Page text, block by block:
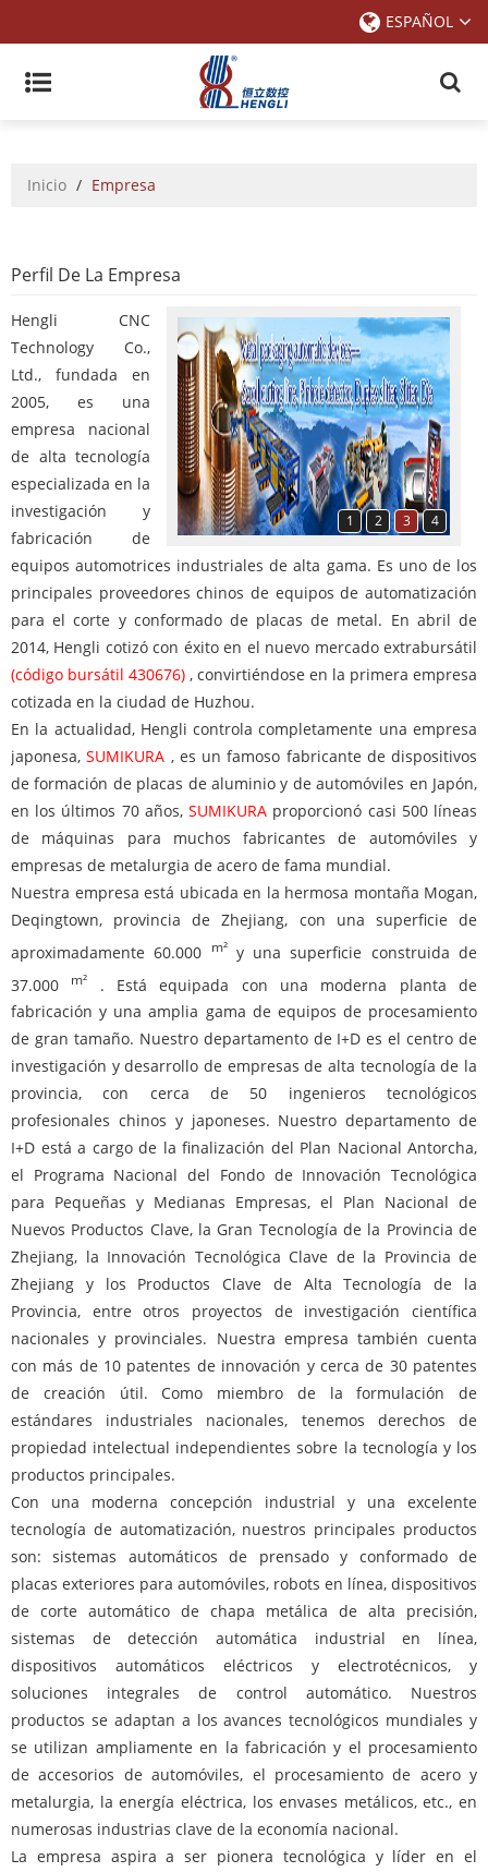
ESPAÑOL
Inicio / Empresa
Perfil De La Empresa
4
3
2
1
Hengli CNC
Technology Co.,
Ltd., fundada en
2005, es una
empresa nacional
de alta tecnología
especializada en la
investigación y
fabricación de
equipos automotrices industriales de alta gama. Es uno de los
principales proveedores chinos de equipos de automatización
para el corte y conformado de placas de metal. En abril de
2014, Hengli cotizó con éxito en el nuevo mercado extrabursátil
(código bursátil 430676) , convirtiéndose en la primera empresa
cotizada en la ciudad de Huzhou.
En la actualidad, Hengli controla completamente una empresa
japonesa,SUMIKURA , es un famoso fabricante de dispositivos
de formación de placas de aluminio y de automóviles en Japón,
en los últimos 70 años,SUMIKURA proporcionó casi 500 líneas
de máquinas para muchos fabricantes de automóviles y
empresas de metalurgia de acero de fama mundial.
Nuestra empresa está ubicada en la hermosa montaña Mogan,
Deqingtown, provincia de Zhejiang, con una superficie de
aproximadamente 60.000
m²y una superficie construida de
37.000
m²
. Está equipada con una moderna planta de
fabricación y una amplia gama de equipos de procesamiento
de gran tamaño. Nuestro departamento de I+D es el centro de
investigación y desarrollo de empresas de alta tecnología de la
provincia, con cerca de 50 ingenieros tecnológicos
profesionales chinos y japoneses. Nuestro departamento de
I+D está a cargo de la finalización del Plan Nacional Antorcha,
el Programa Nacional del Fondo de Innovación Tecnológica
para Pequeñas y Medianas Empresas, el Plan Nacional de
Nuevos Productos Clave, la Gran Tecnología de la Provincia de
Zhejiang, la Innovación Tecnológica Clave de la Provincia de
Zhejiang y los Productos Clave de Alta Tecnología de la
Provincia, entre otros proyectos de investigación científica
nacionales y provinciales. Nuestra empresa también cuenta
con más de 10 patentes de innovación y cerca de 30 patentes
de creación útil. Como miembro de la formulación de
estándares industriales nacionales, tenemos derechos de
propiedad intelectual independientes sobre la tecnología y los
productos principales.
Con una moderna concepción industrial y una excelente
tecnología de automatización, nuestros principales productos
son: sistemas automáticos de prensado y conformado de
placas exteriores para automóviles, robots en línea, dispositivos
de corte automático de chapa metálica de alta precisión,
sistemas de detección automática industrial en línea,
dispositivos automáticos eléctricos y electrotécnicos, y
soluciones integrales de control automático. Nuestros
productos se adaptan a los avances tecnológicos mundiales y
se utilizan ampliamente en la fabricación y el procesamiento
de accesorios de automóviles, el procesamiento de acero y
metalurgia, la energía eléctrica, los envases metálicos, etc., en
numerosas industrias clave de la economía nacional.
La empresa aspira a ser pionera tecnológica y líder en el